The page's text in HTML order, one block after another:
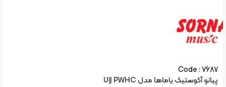
Code : 7687
پیانو آکوستیک یاماها مدل U1J PWHC